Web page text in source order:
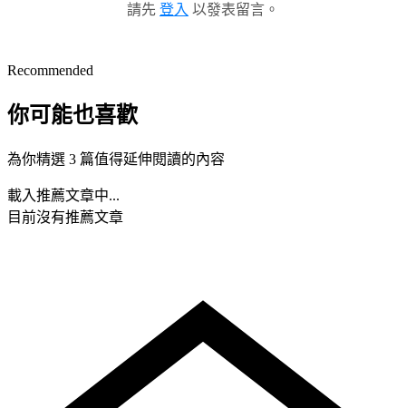
請先 登入 以發表留言。
Recommended
你可能也喜歡
為你精選 3 篇值得延伸閱讀的內容
載入推薦文章中...
目前沒有推薦文章